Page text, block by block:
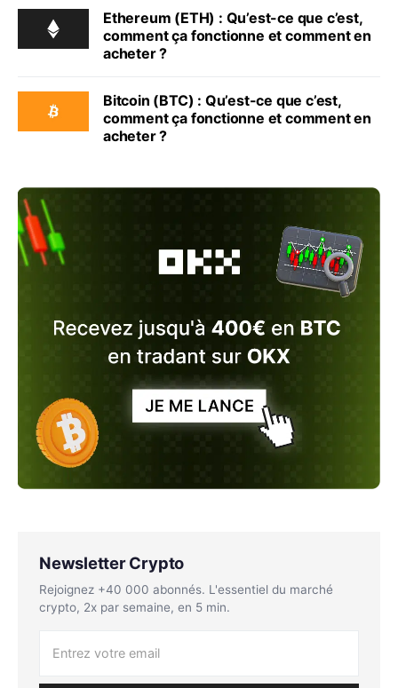
Ethereum (ETH) : Qu’est-ce que c’est,
comment ça fonctionne et comment en
acheter ?
Bitcoin (BTC) : Qu’est-ce que c’est,
comment ça fonctionne et comment en
acheter ?
Newsletter Crypto
Rejoignez +40 000 abonnés. L'essentiel du marché
crypto, 2x par semaine, en 5 min.